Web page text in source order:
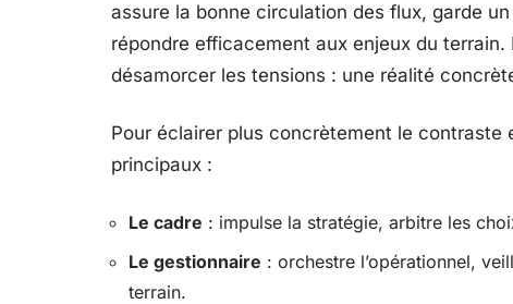
assure la bonne circulation des flux, garde
répondre efficacement aux enjeux du terrain.
désamorcer les tensions : une réalité
Pour éclairer plus concrètement le
principaux :
Le cadre : impulse la stratégie, arbitre les
Le gestionnaire : orchestre l’opérationnel,
terrain.